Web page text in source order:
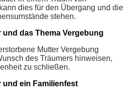
dies für den Übergang und die
stehen.
und das Thema Vergebung
Mutter Vergebung
des Träumers hinweisen,
zu schließen.
und ein Familienfest